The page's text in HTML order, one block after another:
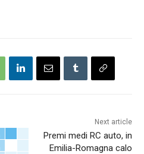
Next article
Premi medi RC auto, in
Emilia-Romagna calo